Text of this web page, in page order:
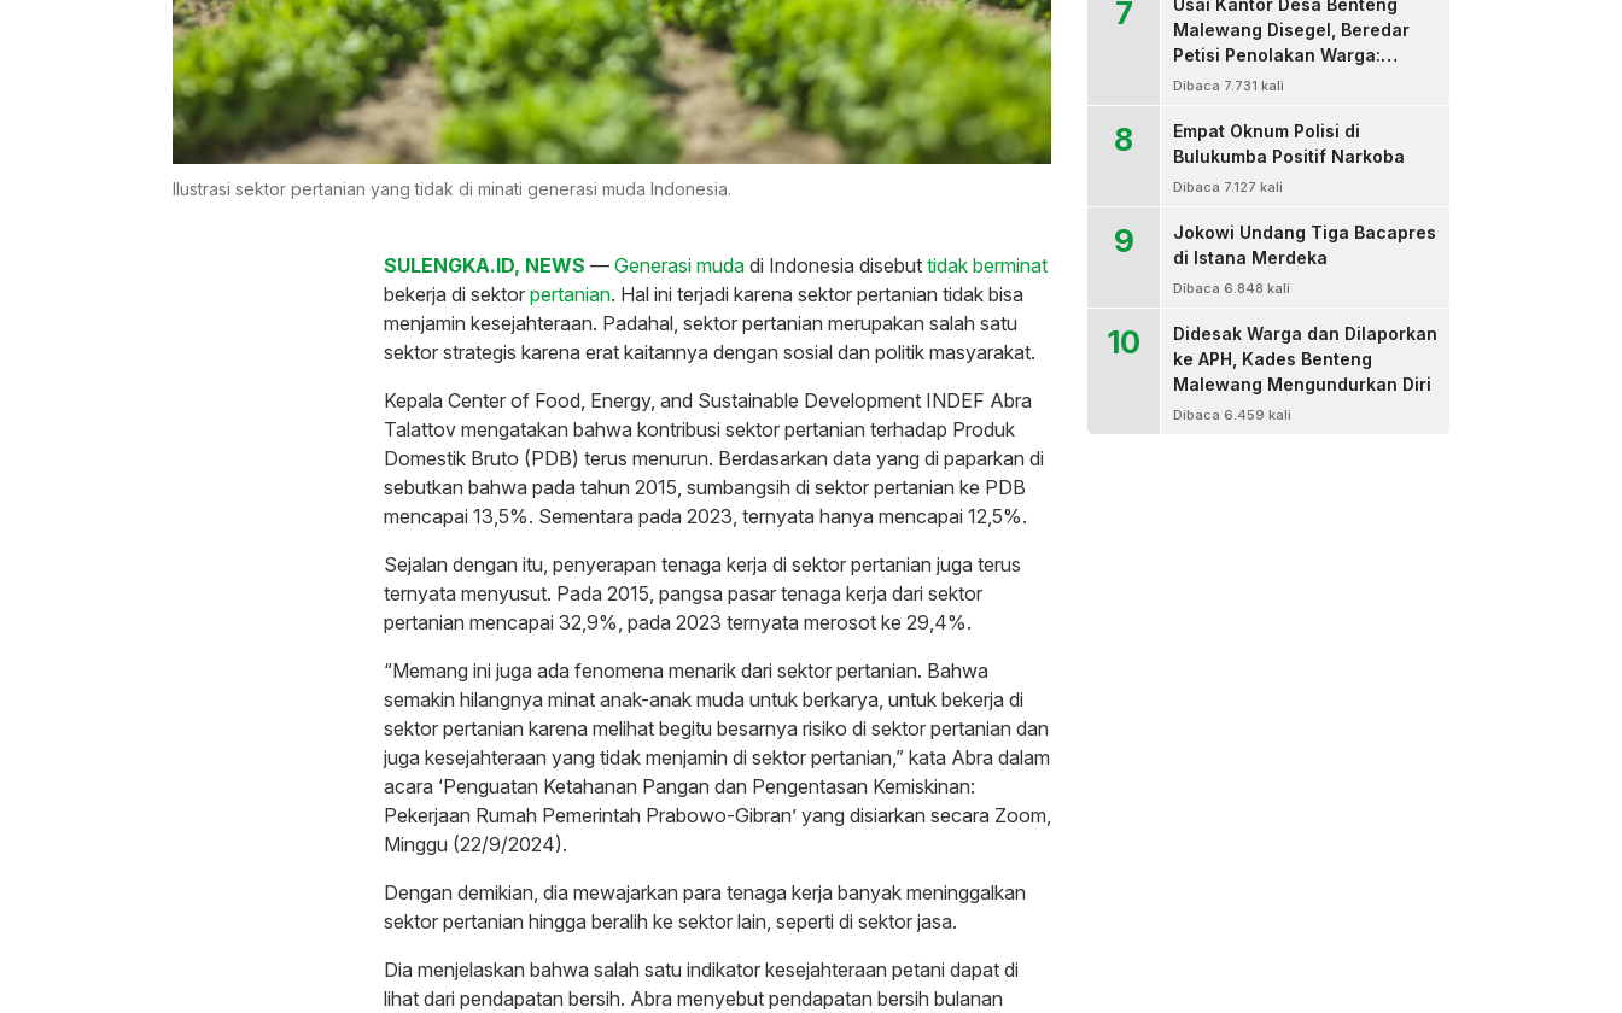
Ilustrasi sektor pertanian yang tidak di minati generasi muda Indonesia.
SULENGKA.ID, NEWS — Generasi muda di Indonesia disebut tidak berminat
bekerja di sektor pertanian. Hal ini terjadi karena sektor pertanian tidak bisa
menjamin kesejahteraan. Padahal, sektor pertanian merupakan salah satu
sektor strategis karena erat kaitannya dengan sosial dan politik masyarakat.
Kepala Center of Food, Energy, and Sustainable Development INDEF Abra
Talattov mengatakan bahwa kontribusi sektor pertanian terhadap Produk
Domestik Bruto (PDB) terus menurun. Berdasarkan data yang di paparkan di
sebutkan bahwa pada tahun 2015, sumbangsih di sektor pertanian ke PDB
mencapai 13,5%. Sementara pada 2023, ternyata hanya mencapai 12,5%.
Sejalan dengan itu, penyerapan tenaga kerja di sektor pertanian juga terus
ternyata menyusut. Pada 2015, pangsa pasar tenaga kerja dari sektor
pertanian mencapai 32,9%, pada 2023 ternyata merosot ke 29,4%.
“Memang ini juga ada fenomena menarik dari sektor pertanian. Bahwa
semakin hilangnya minat anak-anak muda untuk berkarya, untuk bekerja di
sektor pertanian karena melihat begitu besarnya risiko di sektor pertanian dan
juga kesejahteraan yang tidak menjamin di sektor pertanian,” kata Abra dalam
acara ‘Penguatan Ketahanan Pangan dan Pengentasan Kemiskinan:
Pekerjaan Rumah Pemerintah Prabowo-Gibran’ yang disiarkan secara Zoom,
Minggu (22/9/2024).
Dengan demikian, dia mewajarkan para tenaga kerja banyak meninggalkan
sektor pertanian hingga beralih ke sektor lain, seperti di sektor jasa.
Dia menjelaskan bahwa salah satu indikator kesejahteraan petani dapat di
lihat dari pendapatan bersih. Abra menyebut pendapatan bersih bulanan
7
Usai Kantor Desa Benteng
Malewang Disegel, Beredar
Petisi Penolakan Warga:
Sekretaris Hingga BPD Turut
Dibaca 7.731 kali
8
Empat Oknum Polisi di
Bulukumba Positif Narkoba
Dibaca 7.127 kali
9
Jokowi Undang Tiga Bacapres
di Istana Merdeka
Dibaca 6.848 kali
10
Didesak Warga dan Dilaporkan
ke APH, Kades Benteng
Malewang Mengundurkan Diri
Dibaca 6.459 kali